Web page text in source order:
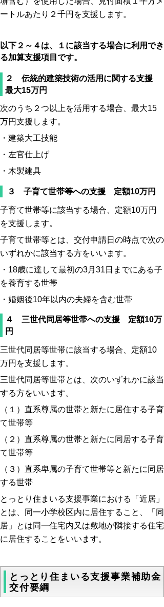
ートルあたり２千円を支援します。
以下２～４は、１に該当する場合に利用でき
る加算支援項目です。
２ 伝統的建築技術の活用に関する支援
最大15万円
次のうち２つ以上を活用する場合、最大15
万円支援します。
・建築大工技能
・左官仕上げ
・木製建具
３ 子育て世帯等への支援 定額10万円
子育て世帯等に該当する場合、定額10万円
を支援します。
子育て世帯等とは、交付申請日の時点で次の
いずれかに該当する方をいいます。
・18歳に達して最初の3月31日までにある子
を養育する世帯
・婚姻後10年以内の夫婦を含む世帯
４ 三世代同居等世帯への支援 定額10万
円
三世代同居等世帯に該当する場合、定額10
万円を支援します。
三世代同居等世帯とは、次のいずれかに該当
する方をいいます。
（１）直系尊属の世帯と新たに居住する子育
て世帯等
（２）直系尊属の世帯と新たに同居する子育
て世帯等
（３）直系卑属の子育て世帯等と新たに同居
する世帯
とっとり住まいる支援事業における「近居」
とは、同一小学校区内に居住すること、「同
居」とは同一住宅内又は敷地が隣接する住宅
に居住することをいいます。
とっとり住まいる支援事業補助金
交付要綱